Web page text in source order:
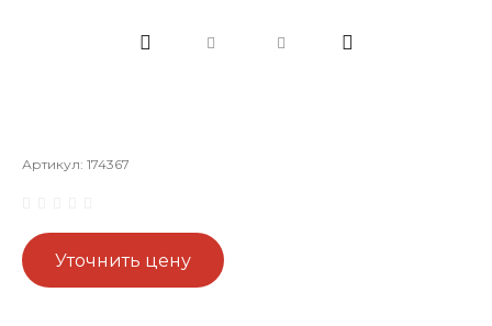
Артикул: 174367
Уточнить цену